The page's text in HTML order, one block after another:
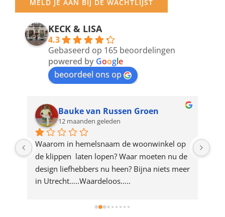
email
address
product
MELD JE AAN BIJ DE WACHTLIJST
KECK & LISA
4.3
Gebaseerd op 165 beoordelingen
powered by Google
beoordeel ons op
Bauke van Russen Groen
12 maanden geleden
Waarom in hemelsnaam de woonwinkel op
de klippen  laten lopen? Waar moeten nu de
design liefhebbers nu heen? Bijna niets meer
in Utrecht…..Waardeloos…..